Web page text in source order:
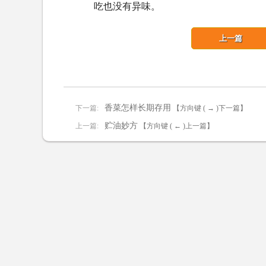
吃也没有异味。
下一篇: 香菜怎样长期存用 【方向键 ( → )下一篇】
上一篇: 贮油妙方
上一篇
【方向键 ( ← )上一篇】